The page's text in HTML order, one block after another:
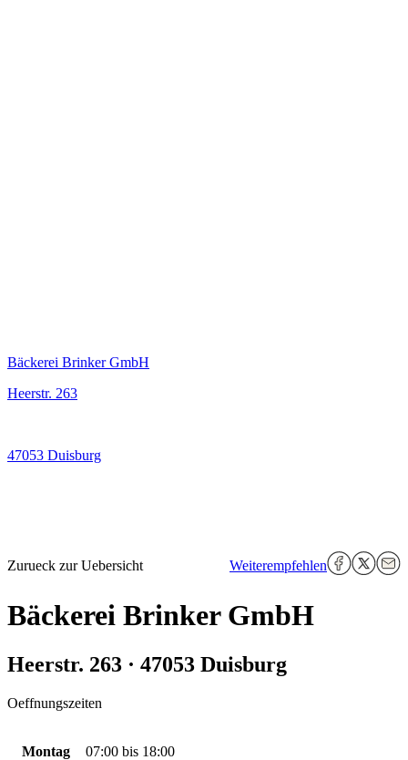
Bäckerei Brinker GmbH
Heerstr. 263
47053 Duisburg
Zurueck zur Uebersicht Weiterempfehlen
Bäckerei Brinker GmbH
Heerstr. 263 · 47053 Duisburg
Oeffnungszeiten
Montag 07:00 bis 18:00